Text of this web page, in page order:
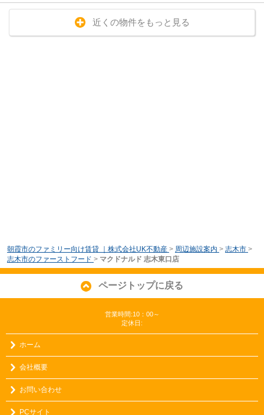
近くの物件をもっと見る
朝霞市のファミリー向け賃貸 ｜株式会社UK不動産 > 周辺施設案内 > 志木市 >
志木市のファーストフード > マクドナルド 志木東口店
ページトップに戻る
営業時間:10：00～
定休日:
ホーム
会社概要
お問い合わせ
PCサイト